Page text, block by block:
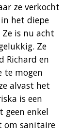
ze verkocht
het diepe
is nu acht
Ze
Richard en
te mogen
alvast het
is een
geen enkel
om sanitaire